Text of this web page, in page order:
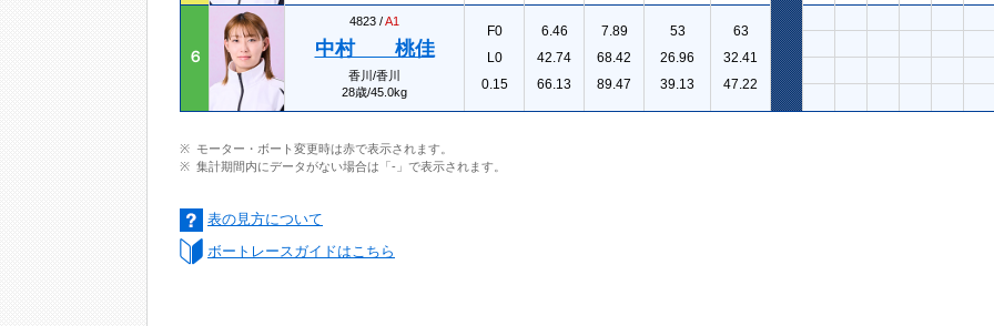
６
4823 /A1
中村 桃佳
香川/香川
28歳/45.0kg
F0
L0
0.15
6.46
42.74
66.13
7.89
68.42
89.47
53
26.96
39.13
63
32.41
47.22
モーター・ボート変更時は赤で表示されます。
集計期間内にデータがない場合は「-」で表示されます。
表の見方について
ボートレースガイドはこちら